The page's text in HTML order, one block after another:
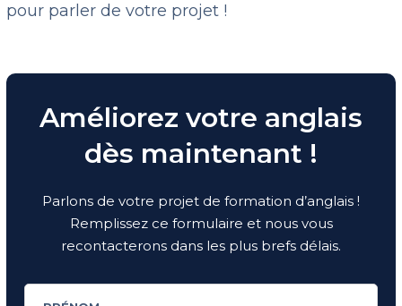
pour parler de votre projet !
Améliorez votre anglais
dès maintenant !
Parlons de votre projet de formation d’anglais !
Remplissez ce formulaire et nous vous
recontacterons dans les plus brefs délais.